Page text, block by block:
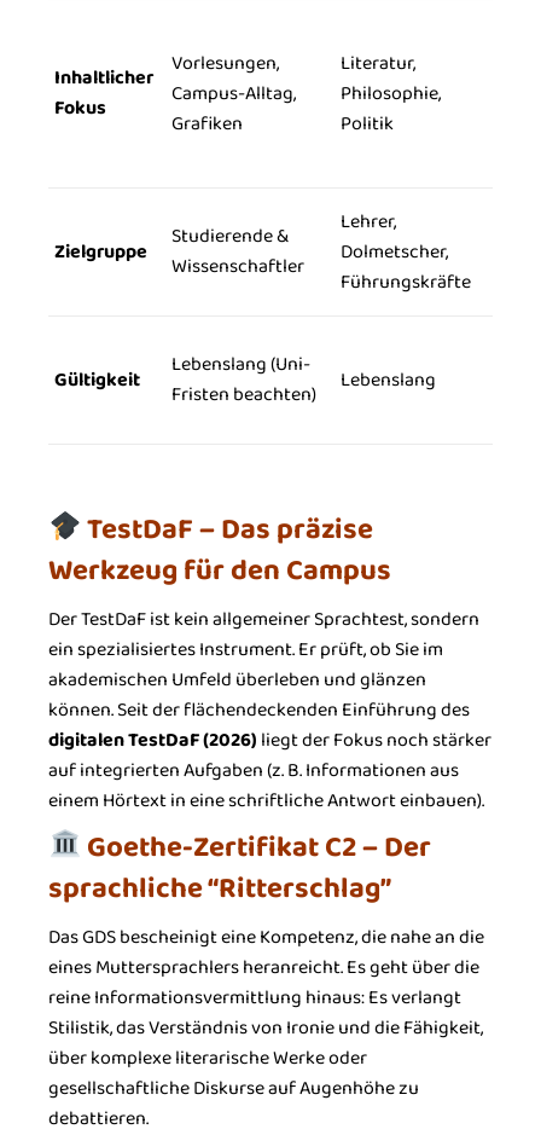
Inhaltlicher
Fokus
Vorlesungen,
Campus-Alltag,
Grafiken
Literatur,
Philosophie,
Politik
Zielgruppe
Studierende &
Wissenschaftler
Lehrer,
Dolmetscher,
Führungskräfte
Gültigkeit
Lebenslang (Uni-
Fristen beachten)
Lebenslang
TestDaF – Das präzise
Werkzeug für den Campus
Der TestDaF ist kein allgemeiner Sprachtest, sondern
ein spezialisiertes Instrument. Er prüft, ob Sie im
akademischen Umfeld überleben und glänzen
können. Seit der flächendeckenden Einführung des
digitalen TestDaF (2026) liegt der Fokus noch stärker
auf integrierten Aufgaben (z. B. Informationen aus
einem Hörtext in eine schriftliche Antwort einbauen).
Goethe-Zertifikat C2 – Der
sprachliche “Ritterschlag”
Das GDS bescheinigt eine Kompetenz, die nahe an die
eines Muttersprachlers heranreicht. Es geht über die
reine Informationsvermittlung hinaus: Es verlangt
Stilistik, das Verständnis von Ironie und die Fähigkeit,
über komplexe literarische Werke oder
gesellschaftliche Diskurse auf Augenhöhe zu
debattieren.